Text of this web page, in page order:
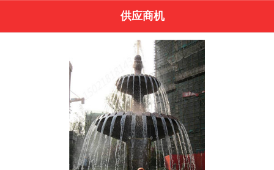
供应商机